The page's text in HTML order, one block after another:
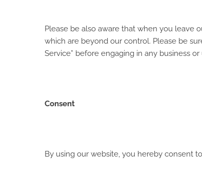
Please be also aware that when you leave
which are beyond our control. Please be
Service” before engaging in any business
Consent
By using our website, you hereby consent